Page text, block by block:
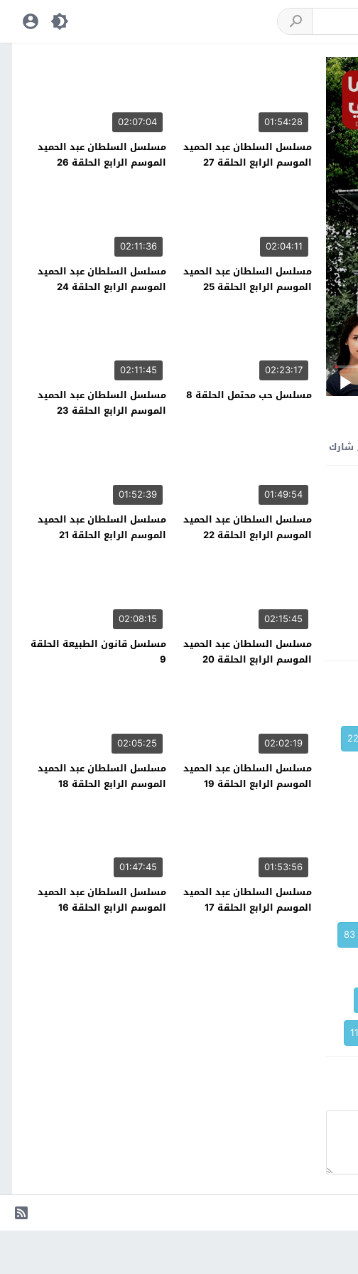
شارك
01:54:28
مسلسل السلطان عبد الحميد
الموسم الرابع الحلقة 27
02:07:04
مسلسل السلطان عبد الحميد
الموسم الرابع الحلقة 26
02:04:11
مسلسل السلطان عبد الحميد
الموسم الرابع الحلقة 25
02:11:36
مسلسل السلطان عبد الحميد
الموسم الرابع الحلقة 24
02:23:17
مسلسل حب محتمل الحلقة 8
02:11:45
مسلسل السلطان عبد الحميد
الموسم الرابع الحلقة 23
01:49:54
مسلسل السلطان عبد الحميد
الموسم الرابع الحلقة 22
01:52:39
مسلسل السلطان عبد الحميد
الموسم الرابع الحلقة 21
02:15:45
مسلسل السلطان عبد الحميد
الموسم الرابع الحلقة 20
02:08:15
مسلسل قانون الطبيعة الحلقة
9
02:02:19
مسلسل السلطان عبد الحميد
الموسم الرابع الحلقة 19
02:05:25
مسلسل السلطان عبد الحميد
الموسم الرابع الحلقة 18
01:53:56
مسلسل السلطان عبد الحميد
الموسم الرابع الحلقة 17
01:47:45
مسلسل السلطان عبد الحميد
الموسم الرابع الحلقة 16